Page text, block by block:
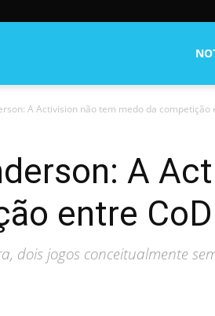
A Activision não tem medo da competição
A
entre
dois jogos conceitualmente